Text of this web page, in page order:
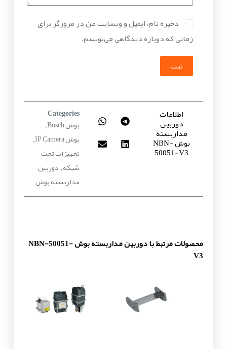
ذخیره نام، ایمیل و وبسایت من در مرورگر برای
زمانی که دوباره دیدگاهی می‌نویسم.
ثبت
اطلاعات
دوربین
مداربسته
بوش NBN-
50051-V3
Categories
بوش Bosch ,
بوش IP Camera ,
تجهیزات تحت
شبکه, دوربین
مداربسته بوش
محصولات مرتبط با دوربین مداربسته بوش NBN-50051-
V3